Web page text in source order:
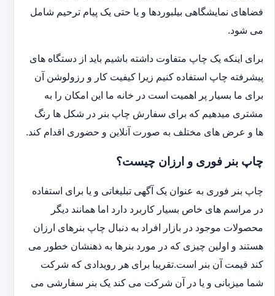
فضاهای نمایشگاهی بیلبوردها و یا حتی یک پیام ترحیم شامل
می شود.
برای اینکه یک چاپ متفاوت داشته باشیم باید از دستگاه های
پیشرفته چاپ استفاده کنیم زیرا کیفیت کار و رزولوشن آن
برای ما بسیار پر اهمیت است در خانه ما این امکان را به
مشتری میدهیم که برای سفارش چاپ بنر در شکل ها رنگ
ها و عرض های مختلف به صورت آنلاین و حضوری اقدام کند.
چاپ بنر فوری و ارزان چیست؟
چاپ بنر فوری به عنوان یک آگهی تبلیغاتی و یا برای استفاده
در مراسم های خاص بسیار کاربرد دارد اما همانند دیگر
محصولات موجود در بازار افراد به دنبال چاپ بنرهای ارزان
هستند و اولین چیزی که در مورد بنرها به ذهنشان خطور می
کند قیمت آن بنر است.تقریبا برای هر رویدادی که شرکت
شما میزبانی و یا در آن شرکت می کند یک بنر سفارشی می